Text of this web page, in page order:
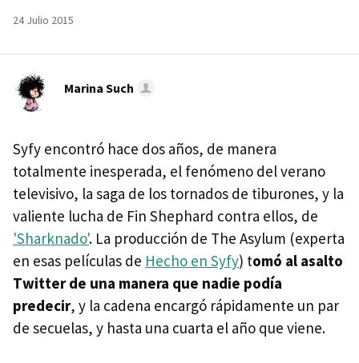
24 Julio 2015
Marina Such
Syfy encontró hace dos años, de manera
totalmente inesperada, el fenómeno del verano
televisivo, la saga de los tornados de tiburones, y la
valiente lucha de Fin Shephard contra ellos, de
'Sharknado'. La producción de The Asylum (experta
en esas películas de Hecho en Syfy) tomó al asalto
Twitter de una manera que nadie podía
predecir, y la cadena encargó rápidamente un par
de secuelas, y hasta una cuarta el año que viene.